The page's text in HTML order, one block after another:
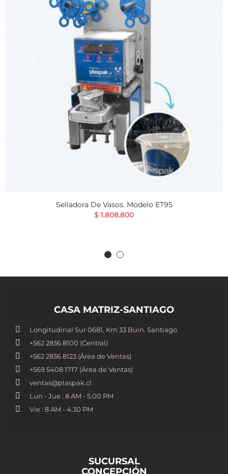
Selladora De Vasos. Modelo ET95
$ 1.808.800
CASA MATRIZ-SANTIAGO
Longitudinal Sur 0681, Km 33 Buin. Santiago
+562 2836 8100​ (Central)
+562 2836 8123 (Área de Ventas)
+569 5408 1717 (Área de Ventas)
ventas@plaspak.cl
Lun - Jue : 8 AM - 5.00 PM
Vie : 8 AM - 4.30 PM
SUCURSAL
CONCEPCIÓN